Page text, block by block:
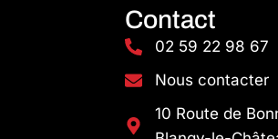
Contact
02 59 22 98 67
Nous contacter
10 Route de